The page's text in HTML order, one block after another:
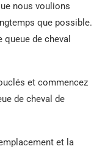
nous voulions
que possible.
de cheval
et commencez
de cheval de
et la